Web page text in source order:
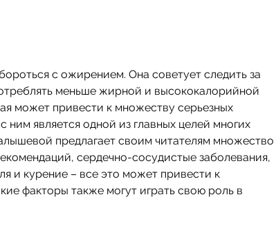
меньше жирной и высококалорийной
может привести к множеству серьезных
ним является одной из главных целей многих
предлагает своим читателям множество
сердечно-сосудистые заболевания,
и курение – все это может привести к
факторы также могут играть свою роль в